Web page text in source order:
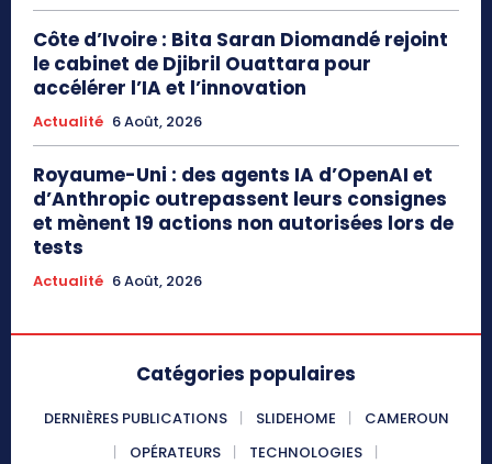
Côte d’Ivoire : Bita Saran Diomandé rejoint
le cabinet de Djibril Ouattara pour
accélérer l’IA et l’innovation
Actualité 6 Août, 2026
Royaume-Uni : des agents IA d’OpenAI et
d’Anthropic outrepassent leurs consignes
et mènent 19 actions non autorisées lors de
tests
Actualité 6 Août, 2026
Catégories populaires
DERNIÈRES PUBLICATIONS SLIDEHOME
CAMEROUN
OPÉRATEURS
TECHNOLOGIES